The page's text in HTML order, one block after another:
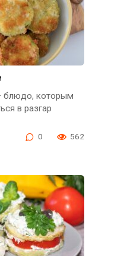
блюдо, которым
в разгар
0 562